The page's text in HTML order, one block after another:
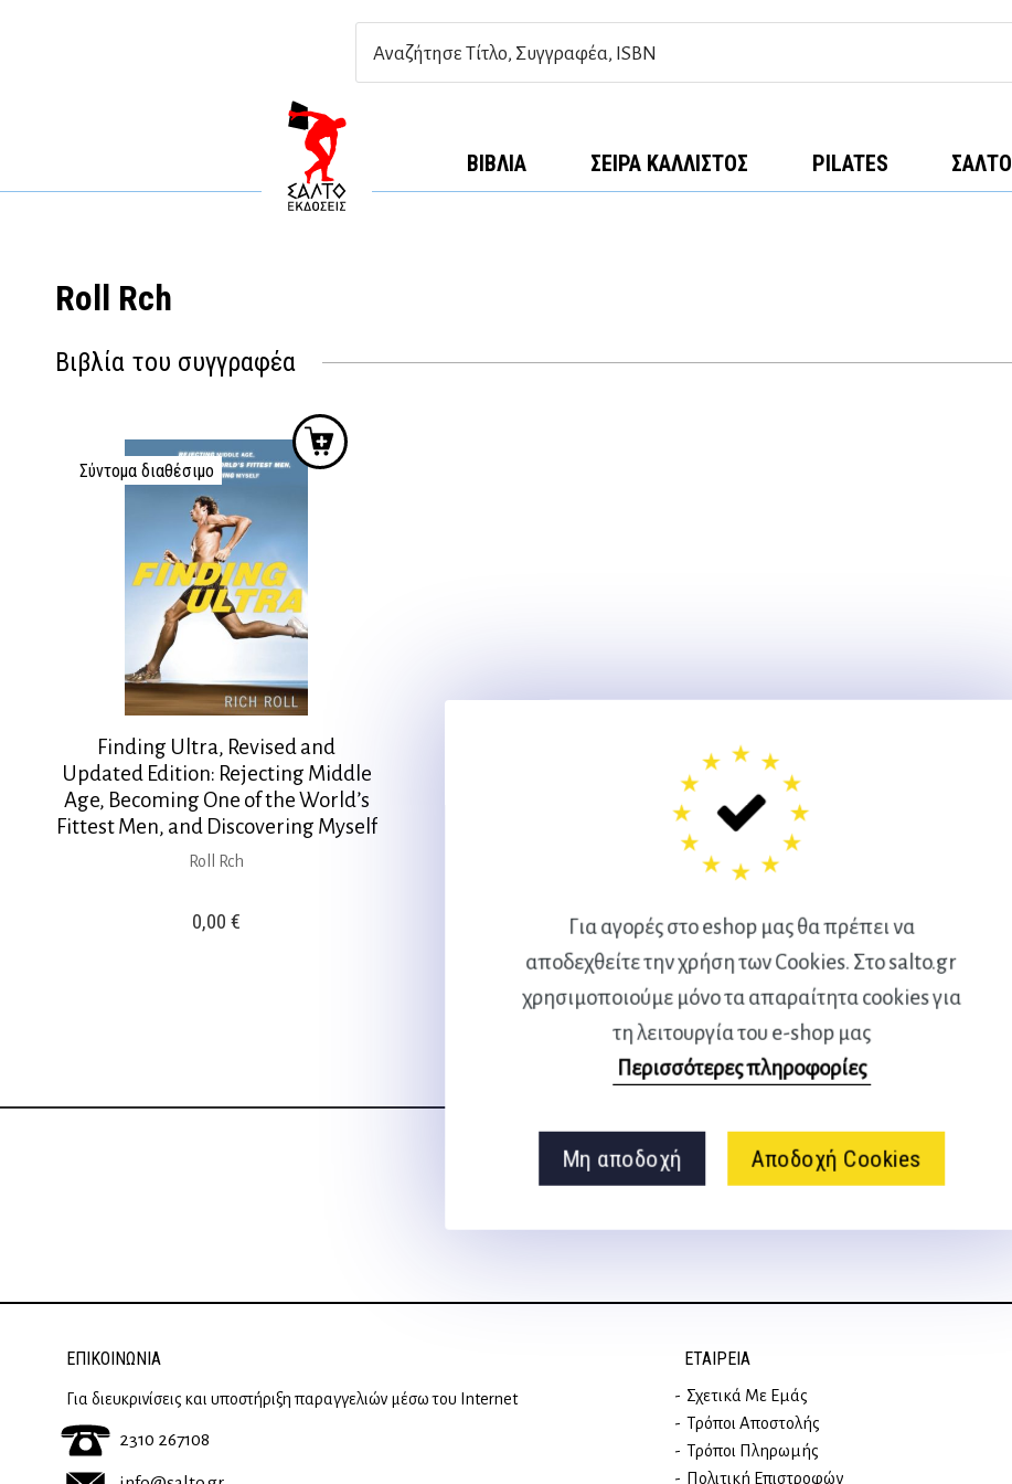
Για αγορές στο eshop μας θα πρέπει να
αποδεχθείτε την χρήση των Cookies. Στο salto.gr
χρησιμοποιούμε μόνο τα απαραίτητα cookies για
τη λειτουργία του e-shop μας
Περισσότερες πληροφορίες
Μη αποδοχή Αποδοχή Cookies
ΒΙΒΛΊΑ ΣΕΙΡΆ ΚΆΛΛΙΣΤΟΣ PILATES ΣΑΛΤΟ
Roll Rch
Βιβλία του συγγραφέα
Σύντομα διαθέσιμο
Finding Ultra, Revised and
Updated Edition: Rejecting Middle
Age, Becoming One of the World’s
Fittest Men, and Discovering Myself
Roll Rch
0,00€
Ακολουθήστε μας
στα social media
ΕΠΙΚΟΙΝΩΝΊΑ
Για διευκρινίσεις και υποστήριξη παραγγελιών μέσω του Internet
2310 267108
ΕΤΑΙΡΕΊΑ
Σχετικά Με Εμάς
Τρόποι Αποστολής
Τρόποι Πληρωμής
Πολιτική Επιστροφών